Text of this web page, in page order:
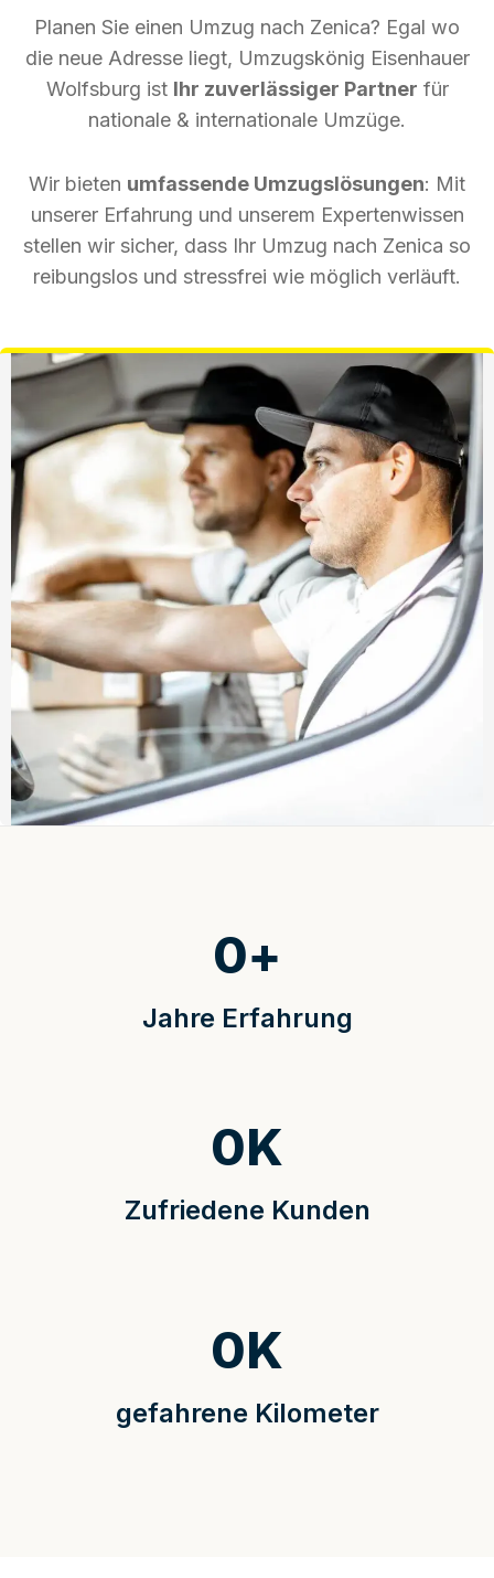
Planen Sie einen Umzug nach Zenica? Egal wo
die neue Adresse liegt, Umzugskönig Eisenhauer
Wolfsburg ist Ihr zuverlässiger Partner für
nationale & internationale Umzüge.
Wir bieten umfassende Umzugslösungen: Mit
unserer Erfahrung und unserem Expertenwissen
stellen wir sicher, dass Ihr Umzug nach Zenica so
reibungslos und stressfrei wie möglich verläuft.
Jahre Erfahrung
0+
Zufriedene Kunden
0K
gefahrene Kilometer
0K